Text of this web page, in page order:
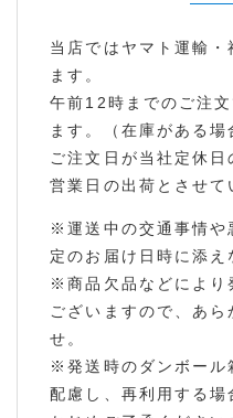
当店ではヤマト運輸・
ます。
午前12時までのご注
ます。（在庫がある場
ご注文日が当社定休
営業日の出荷とさせて
※運送中の交通事情や
定のお届け日時に添え
※商品欠品などにより
ございますので、あら
せ。
※発送時のダンボール
配慮し、再利用する場